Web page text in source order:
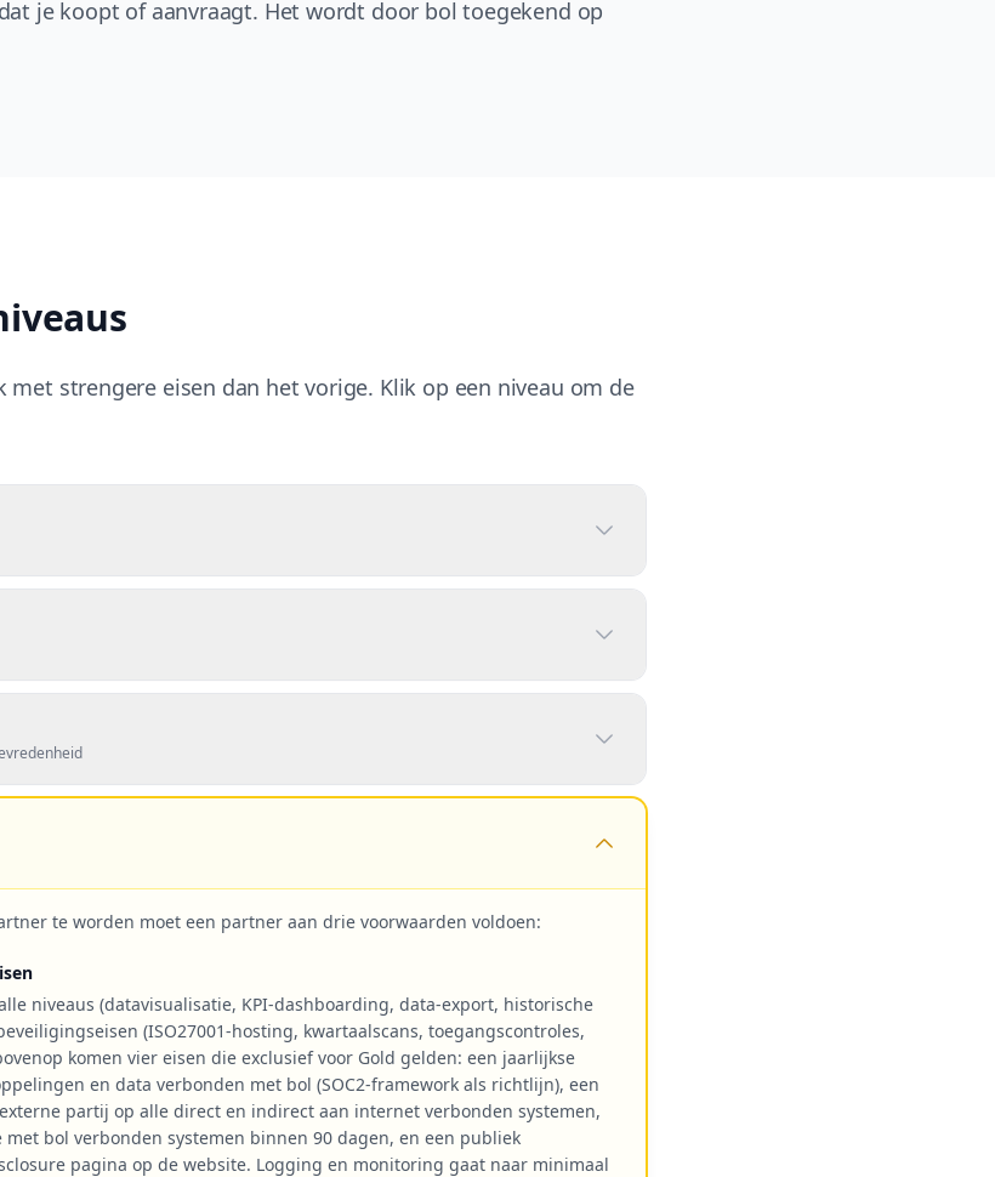
je koopt of aanvraagt. Het wordt door bol toegekend op
met strengere eisen dan het vorige. Klik op een niveau om de
te worden moet een partner aan drie voorwaarden voldoen:
niveaus (datavisualisatie, KPI-dashboarding, data-export, historische
(ISO27001-hosting, kwartaalscans, toegangscontroles,
komen vier eisen die exclusief voor Gold gelden: een jaarlijkse
en data verbonden met bol (SOC2-framework als richtlijn), een
partij op alle direct en indirect aan internet verbonden systemen,
bol verbonden systemen binnen 90 dagen, en een publiek
pagina op de website. Logging en monitoring gaat naar minimaal